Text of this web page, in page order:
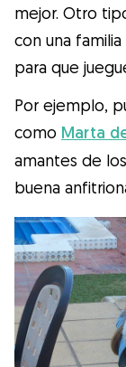
mejor. Otro
con una
para que
Por ejemplo,
como Marta
amantes de
buena